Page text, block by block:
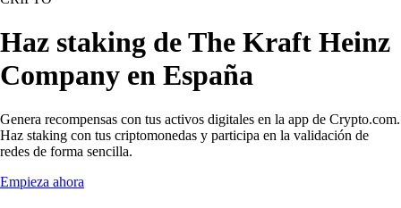
Haz staking de The Kraft Heinz
Company en España
Genera recompensas con tus activos digitales en la app de Crypto.com.
Haz staking con tus criptomonedas y participa en la validación de
redes de forma sencilla.
Empieza ahora